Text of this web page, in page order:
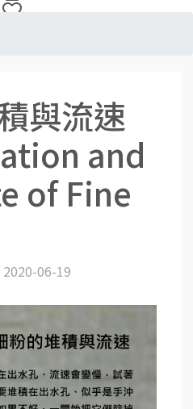
與流速
and
of Fine
2020-06-19